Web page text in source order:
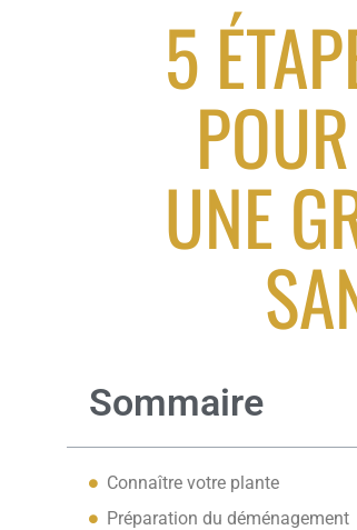
5
UNE
Sommaire
Connaître votre plante
Préparation du déménagement